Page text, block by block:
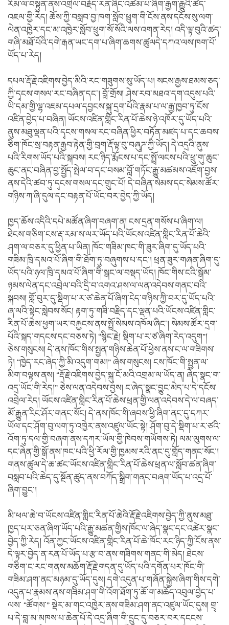
རིམ་ལ་བསྟུན་ནས་འགྲེལ་བརྗོད་རན་ཞིང་འཚམ་པ་ཞིག་རྒྱག་རྒྱུའི་ཚད་
འཇལ་གྱི་རེད། ཆོས་ཀྱི་བསླབ་བྱ་ཁག་སློབ་ཕྲུག་གི་ངོས་ནས་དངོས་སུ་ལག་
ལེན་འཁྱེར་དང་མ་འཁྱེར་སློབ་ཕྲུག་སོ་སོའི་ལས་འགན་རེད། འདི་ལྟ་བུའི་ཚད་
གཞི་མཐོ་པོའི་དགེ་རྒན་ཡང་དག་པ་ཞིག་ཆགས་ཚུལདེ་དཀའ་ལས་ཁག་པོ་
ཡོད་པ་རེད།
དཔལ་རྡོ་རྗེ་འཇིགས་བྱེད་མིའི་རང་གཟུགས་སུ་ཡོད་པ། སངས་རྒྱས་ཐམས་ཅད་
ཀྱི་དྭངས་གསལ་རང་བཞིན་དང་། བློ་གྲོས། ཤེས་རབ་མཐའ་དག་འདུས་པའི་
ཡི་དམ་གྱི་ལྷ་འཇམ་དཔལ་དབྱངས་སྐུ་དྲག་པོའི་རྣམ་པ་ལ་རྒྱ་ཁྱབ་ཏུ་ངོས་
འཛིན་བྱེད་པ་བཞིན། ཡོངས་འཛིན་གླིང་རིན་པོ་ཆེས་ཉེ་འཁོར་དུ་ཡོད་པའི་
ནུས་མཐུ་ལྡན་པའི་དྭངས་གསལ་རང་བཞིན་ཕྱིར་བཏོན་མཛད་པ་དང་ཆབས་
ཅིག་ཁོང་སྲ་བརྟན་རྒྱབ་རྟེན་གྱི་བྲག་རྡོ་ལྟ་བུ་བཞུཌ་ཀྱི་ཡོད། དེ་འདྲའི་ནུས་
པའི་རིགས་ཡོད་པའི་སྐབས། རང་ཉིད་རྨོངས་པ་དང་སྤྲོ་ལངས་པའི་ཕྲུ་གུ་ཆུང་
ཆུང་ནང་བཞིན་བྱ་སྤྱོད་སྤེལ་བ་དང་བསམ་བློ་གཏོང་རྒྱུ་མཚམས་འཇོག་བྱས་
ནས་དེའི་ཚབ་ཏུ་དྭངས་གསལ་དང་གྲུང་པོ། དེ་བཞིན་སེམས་དང་སེམས་ཚོར་
གཉིས་ཀ་ཞི་དུལ་དང་བརྟན་པོ་ཡོང་བར་བྱེད་ཀྱི་ཡོད།
ཁྱད་ཆོས་འདིའི་དཔེ་མཚོན་ཞིག་བཞག་ན། ངས་དྲན་གསོས་པ་ཞིག་ལ།
ཐེངས་གཅིག་ངས་རྡ་རམ་ས་ལར་ཡོད་པའི་ཡོངས་འཛིན་གླིང་རིན་པོ་ཆེའི་
ཤག་ལ་བཅར་དུ་ཕྱིན་པ་ཡིན། ཁོང་གཟིམ་ཁང་གི་ཟུར་ཞིག་དུ་ཡོད་པའི་
གཟིམ་ཁྲི་དམའ་པོ་ཞིག་གི་ཐོག་ཏུ་བཞུགས་པ་དང་། ཕྲན་ཟུར་གཞན་ཞིག་དུ་
ཡོད་པའི་ཉལ་ཁྲི་དམའ་པོ་ཞིག་གི་སྒང་ལ་བསྡད་ཡོད། ཁོང་གིས་ངའི་སྒོམ་
ཉམས་ལེན་དང་འབྲེལ་བའི་དྲི་བ་འགའ་ཤས་ལ་ལན་འདེབས་གནང་བའི་
སྐབས། གློ་བུར་དུ་སྡིག་པ་ར་ཙ་ཆེན་པོ་ཞིག་ངེད་གཉིས་ཀྱི་བར་དུ་ཡོད་པའི་
ཞ་ལའི་སྟེང་སླེབས་སོང། རྟག་ཏུ་གཟི་བརྗིད་དང་ལྡན་པའི་ཡོངས་འཛིན་གླིང་
རིན་པོ་ཆེས་ཕྱག་ཡར་བརྐྱངས་ནས་སྤྲོ་སེམས་འཁོལ་ཞིང་། སེམས་ཚོར་དྲག་
པོའི་སྐད་གདངས་དང་བཅས་ཏེ། “སྙིང་རྗེ། སྡིག་པ་ར་ཙ་ཞིག་རེད་འདུག”།
ཅེས་གསུངས། དེ་ནས་ཁོང་གིས་སྤྱན་གཉིས་ཆེན་པོ་ཕྱེས་ནས་ང་ལ་གཟིགས་
ཏེ། “ཁྱེད་རང་ཞེད་ཀྱི་མི་འདུག་གམ།” ཞེས་གསུངས། ངས་ཁོང་གི་སྤྱན་ལ་
མིག་བལྟས་ནས། “རྡོ་རྗེ་འཇིགས་བྱེད་སྐུ་ངོ་མའི་འགྲམ་ལ་ཡོད་ན། ཞེད་སྣང་ག་
འདྲ་ཡོང་གི་རེད།” ཅེས་ལན་འདེབས་བྱས། ང་ཞེད་སྣང་བྱུང་མེད་པ་དེ་དངོས་
འབྲེལ་རེད། ཡོངས་འཛིན་གླིང་རིན་པོ་ཆེས་ཕྲན་གྱི་ལན་འདེབས་དེ་ལ་བཞད་
མོ་རྒྱུན་རིང་ཤོར་གནང་སོང། དེ་ནས་ཁོང་གི་ཞབས་ཕྱི་ཞིག་ནང་དུ་དཀར་
ཡོལ་དང་ཤོག་བུ་ལག་ཏུ་འཁྱེར་ནས་འཛུལ་ཡོང་སྟེ། ཤོག་བུ་དེ་སྡིག་པ་ར་ཙའི་
འོག་ཏུ་དལ་གྱི་བཞག་ནས་དཀར་ཡོལ་གྱི་ཁེབས་གཡོགས་ཏེ། ལམ་ལུགས་ལ་
དང་ཞེན་གྱི་སྒོ་ནས་ཁང་པའི་ཕྱི་རོལ་གྱི་ཁྱམས་རའི་ནང་དུ་གློད་གནང་སོང་།
གནས་ཚུལ་དེ་ཆ་ཚང་ཡོངས་འཛིན་གླིང་རིན་པོ་ཆེས་ཕྲན་ལ་སློབ་ཚན་ཞིག་
བསླབ་པའི་ཆེད་དུ་སྔོན་ཚུད་ནས་བཀོད་སྒྲིག་གནང་བཞག་ཡོད་པ་འདྲ་པོ་
ཞིག་བྱུང་།
མི་ཕལ་ཆེ་བ་ཡོངས་འཛིན་གླིང་རིན་པོ་ཆེའི་རྡོ་རྗེ་འཇིགས་བྱེད་ཀྱི་ནུས་མཐུ་
ཁྱད་པར་ཅན་ཞིག་ཡོད་པའི་རྒྱུ་མཚན་གྱིས་ཁོང་ལ་ཞེད་སྣང་དང་འཚེར་སྣང་
བྱེད་ཀྱི་རེད། འོན་ཀྱང་ཡོངས་འཛིན་གླིང་རིན་པོ་ཆེ་ཁོང་རང་ཉིད་ཀྱི་ངོས་ནས་
དེ་ལྟར་བྱེད་ན་རན་པོ་ཡོད་པ་རྩ་བ་ནས་གཟིགས་གནང་གི་མེད། ཐེངས་
གཅིག་ང་རང་གནས་མཆོག་རྡོ་རྗེ་གདན་དུ་ཡོད་པའི་དགོན་པར་ཁོང་གི་
གཟིམ་ཤག་ནང་མཉམ་དུ་ཡོད་དུས། དགེ་འདུན་པ་གཞོན་སྐྱེས་ཞིག་གིས་དགེ་
འདུན་པ་རྣམས་ནས་གཟིམ་ཤག་གི་འོག་ཐོག་ཏུ་ཆོ་ག་མཆོད་འབུལ་བྱེད་པ་
ལས་ “ཚོགས་” སྡེར་མ་གང་འཁྱེར་ནས་གཟིམ་ཤག་ནང་འཛུལ་ཡོང་དུས། གྲྭ་
པ་དེ་བླ་མ་མཁས་པ་ཆེན་པོ་དེ་འདྲ་ཞིག་གི་དྲུང་དུ་བཅར་བར་དངངས་